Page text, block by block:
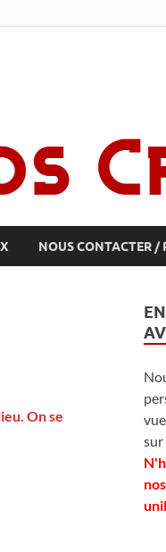
NOUS CONTACTER /
On se
sur